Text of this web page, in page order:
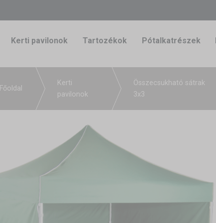
Kerti pavilonok Tartozékok Pótalkatrészek
Főoldal
Kerti
pavilonok
Összecsukható sátrak
3x3